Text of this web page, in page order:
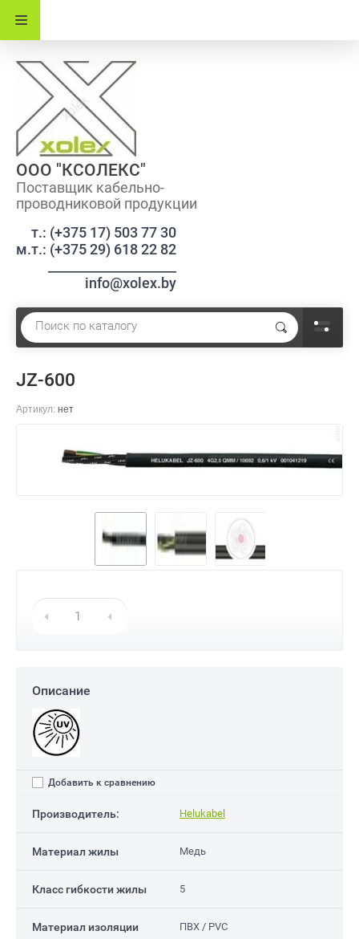
ООО "КСОЛЕКС"
Поставщик кабельно-
проводниковой продукции
т.: (+375 17) 503 77 30
м.т.: (+375 29) 618 22 82
info@xolex.by
JZ-600
Артикул: нет
Описание
Добавить к сравнению
Производитель: Helukabel
Материал жилы Медь
Класс гибкости жилы 5
Материал изоляции ПВХ / PVC